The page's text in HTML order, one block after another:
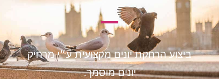
ביצוע הרחקת יונים מקצועית ע״י מרחיק
יונים מוסמך.